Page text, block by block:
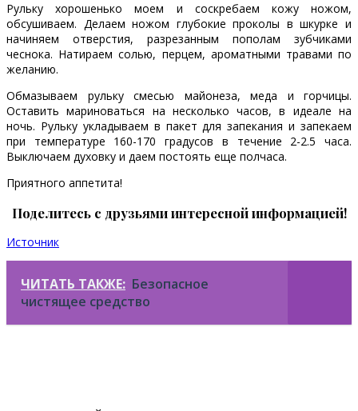
Рульку хорошенько моем и соскребаем кожу ножом,
обсушиваем. Делаем ножом глубокие проколы в шкурке и
начиняем отверстия, разрезанным пополам зубчиками
чеснока. Натираем солью, перцем, ароматными травами по
желанию.
Обмазываем рульку смесью майонеза, меда и горчицы.
Оставить мариноваться на несколько часов, в идеале на
ночь. Рульку укладываем в пакет для запекания и запекаем
при температуре 160-170 градусов в течение 2-2.5 часа.
Выключаем духовку и даем постоять еще полчаса.
Приятного аппетита!
Поделитесь с друзьями интересной информацией!
Источник
ЧИТАТЬ ТАКЖЕ: Безопасное
чистящее средство